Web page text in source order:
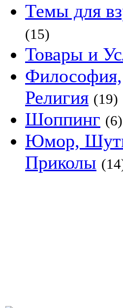
Темы для
(15)
Товары и
Философия,
Религия (19)
Шоппинг (6)
Юмор,
Приколы